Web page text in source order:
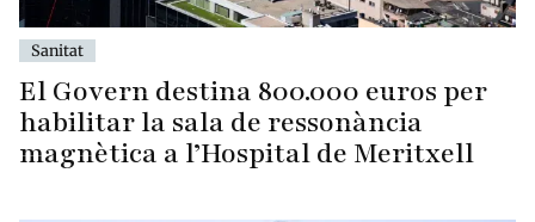
Sanitat
El Govern destina 800.000 euros per
habilitar la sala de ressonància
magnètica a l’Hospital de Meritxell